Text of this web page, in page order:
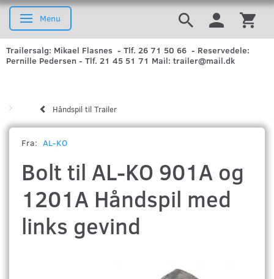
Skifte navigation
Menu
Trailersalg: Mikael Flasnes - Tlf. 26 71 50 66 - Reservedele:
Pernille Pedersen - Tlf. 21 45 51 71 Mail: trailer@mail.dk
Håndspil til Trailer
Fra: AL-KO
Bolt til AL-KO 901A og
1201A Håndspil med
links gevind